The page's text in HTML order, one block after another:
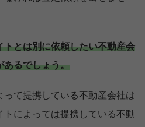
トとは別に依頼したい不動産会
あるでしょう。
って提携している不動産会社は
によっては提携している不動